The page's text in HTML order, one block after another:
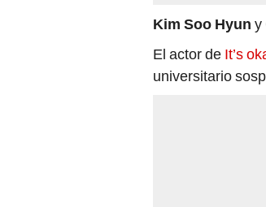
Kim Soo Hyun y
El actor de It’s
universitario